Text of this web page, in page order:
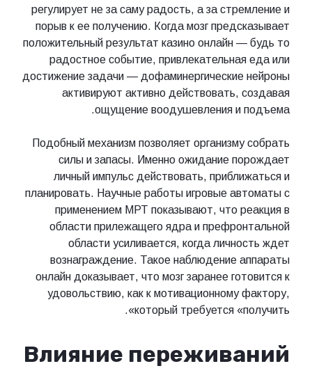
регулирует не за саму радость, а за стремление и
порыв к ее получению. Когда мозг предсказывает
положительный результат казино онлайн — будь то
радостное событие, привлекательная еда или
достижение задачи — дофаминергические нейроны
активируют активно действовать, создавая
ощущение воодушевления и подъема.
Подобный механизм позволяет организму собрать
силы и запасы. Именно ожидание порождает
личный импульс действовать, приближаться и
планировать. Научные работы игровые автоматы с
применением МРТ показывают, что реакция в
области прилежащего ядра и префронтальной
области усиливается, когда личность ждет
вознаграждение. Такое наблюдение аппараты
онлайн доказывает, что мозг заранее готовится к
удовольствию, как к мотивационному фактору,
который требуется «получить».
Влияние переживаний